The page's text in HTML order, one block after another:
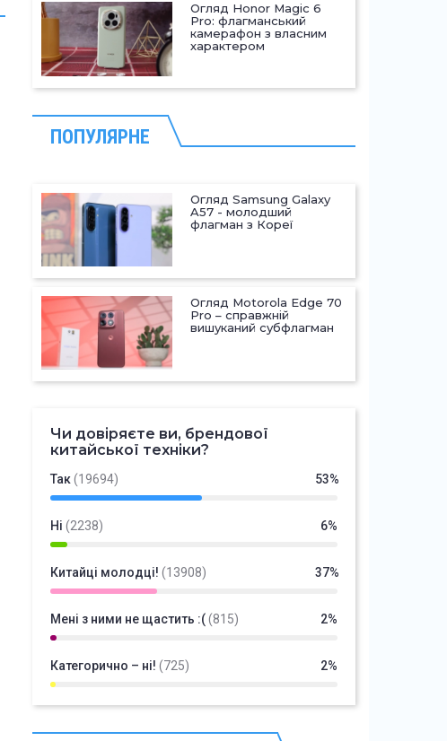
Огляд Honor Magic 6
Pro: флагманський
камерафон з власним
характером
ПОПУЛЯРНЕ
Огляд Samsung Galaxy
A57 - молодший
флагман з Кореї
Огляд Motorola Edge 70
Pro – справжній
вишуканий субфлагман
Чи довіряєте ви, брендової
китайської техніки?
Так(19694) 53%
Ні (2238) 6%
Китайці молодці! (13908) 37%
Мені з ними не щастить :((815) 2%
Категорично – ні! (725) 2%